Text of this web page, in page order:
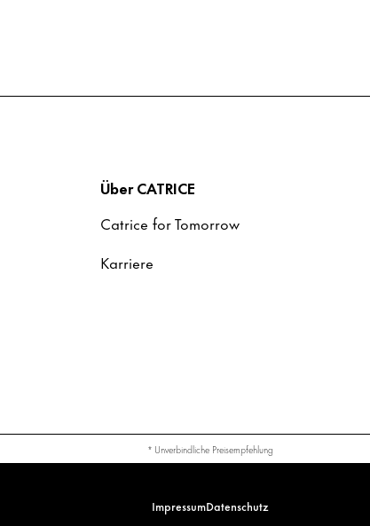
Über CATRICE
Catrice for Tomorrow
Karriere
* Unverbindliche Preisempfehlung
ImpressumDatenschutz